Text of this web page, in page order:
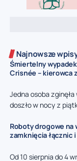
Najnowsze
Śmiertelny
Crisnée – kierowca
Jedna osoba
doszło w nocy z
Roboty drogowe na
zamknięcia łącznic
Od 10 sierpnia do 4